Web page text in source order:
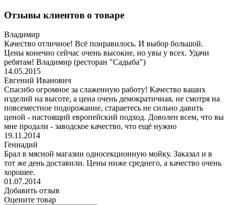
Отзывы клиентов о товаре
Владимир
Качество отличное! Всё понравилось. И выбор большой.
Цены конечно сейчас очень высокие, но увы у всех. Удачи
ребятам! Владимир (ресторан "Садыба")
14.05.2015
Евгений Иванович
Спасибо огромное за слаженную работу! Качество ваших
изделий на высоте, а цена очень демократичная, не смотря на
повсеместное подорожание, стараетесь не сильно давить
ценой - настоящий европейский подход. Доволен всем, что вы
мне продали - заводское качество, что ещё нужно
19.11.2014
Геннадий
Брал в мясной магазин односекционную мойку. Заказал и в
тот же день доставили. Цены ниже среднего, а качество очень
хорошее.
01.07.2014
Добавить отзыв
Оцените товар